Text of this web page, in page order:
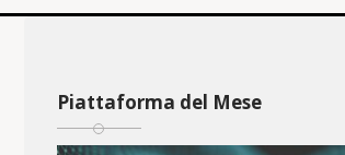
Piattaforma del Mese